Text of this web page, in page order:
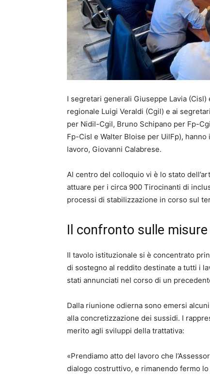
I segretari generali Giuseppe Lavia
regionale Luigi Veraldi (Cgil) e ai
per Nidil-Cgil, Bruno Schipano per Fp-
Fp-Cisl e Walter Bloise per UilFp),
lavoro, Giovanni Calabrese.
Al centro del colloquio vi è lo stato
attuare per i circa 900 Tirocinanti di
processi di stabilizzazione in corso sul
Il confronto sulle
Il tavolo istituzionale si è concentrato
di sostegno al reddito destinate a tutti i
stati annunciati nel corso di un
Dalla riunione odierna sono emersi
alla concretizzazione dei sussidi. I
merito agli sviluppi della trattativa:
«Prendiamo atto del lavoro che
dialogo costruttivo, e rimanendo fermo